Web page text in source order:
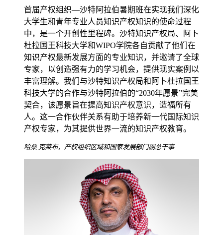
首届产权组织—沙特阿拉伯暑期班在实现我们深化
大学生和青年专业人员知识产权知识的使命过程
中，是一个开创性里程碑。沙特知识产权局、阿卜
杜拉国王科技大学和WIPO学院各自贡献了他们在
知识产权最新发展方面的专业知识，并邀请了全球
专家，以创造强有力的学习机会，提供现实案例以
丰富理解。我们与沙特知识产权局和阿卜杜拉国王
科技大学的合作与沙特阿拉伯的“2030年愿景”完美
契合，该愿景旨在提高知识产权意识，造福所有
人。这一合作伙伴关系有助于培养新一代国际知识
产权专家，为其提供世界一流的知识产权教育。
哈桑·克莱布，产权组织区域和国家发展部门副总干事